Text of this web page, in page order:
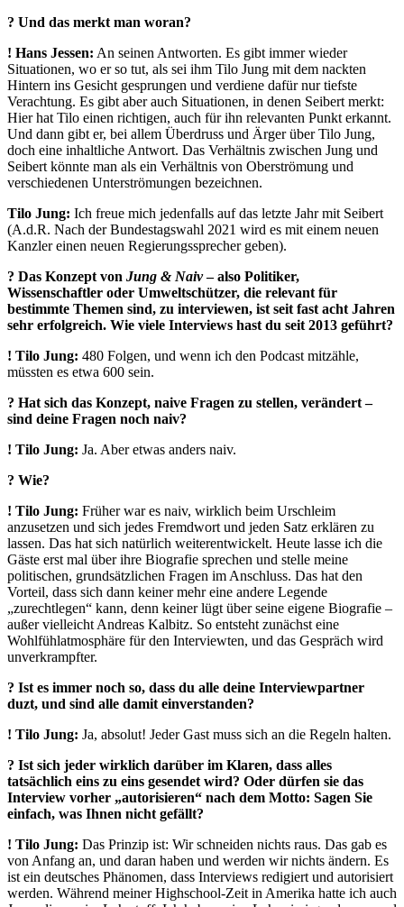
? Und das merkt man woran?
! Hans Jessen: An seinen Antworten. Es gibt immer wieder
Situationen, wo er so tut, als sei ihm Tilo Jung mit dem nackten
Hintern ins Gesicht gesprungen und verdiene dafür nur tiefste
Verachtung. Es gibt aber auch Situationen, in denen Seibert merkt:
Hier hat Tilo einen richtigen, auch für ihn relevanten Punkt erkannt.
Und dann gibt er, bei allem Überdruss und Ärger über Tilo Jung,
doch eine inhaltliche Antwort. Das Verhältnis zwischen Jung und
Seibert könnte man als ein Verhältnis von Oberströmung und
verschiedenen Unterströmungen bezeichnen.
Tilo Jung: Ich freue mich jedenfalls auf das letzte Jahr mit Seibert
(A.d.R. Nach der Bundestagswahl 2021 wird es mit einem neuen
Kanzler einen neuen Regierungssprecher geben).
? Das Konzept von Jung & Naiv– also Politiker,
Wissenschaftler oder Umweltschützer, die relevant für
bestimmte Themen sind, zu interviewen, ist seit fast acht Jahren
sehr erfolgreich. Wie viele Interviews hast du seit 2013 geführt?
! Tilo Jung: 480 Folgen, und wenn ich den Podcast mitzähle,
müssten es etwa 600 sein.
? Hat sich das Konzept, naive Fragen zu stellen, verändert –
sind deine Fragen noch naiv?
! Tilo Jung: Ja. Aber etwas anders naiv.
? Wie?
! Tilo Jung: Früher war es naiv, wirklich beim Urschleim
anzusetzen und sich jedes Fremdwort und jeden Satz erklären zu
lassen. Das hat sich natürlich weiterentwickelt. Heute lasse ich die
Gäste erst mal über ihre Biografie sprechen und stelle meine
politischen, grundsätzlichen Fragen im Anschluss. Das hat den
Vorteil, dass sich dann keiner mehr eine andere Legende
„zurechtlegen“ kann, denn keiner lügt über seine eigene Biografie –
außer vielleicht Andreas Kalbitz. So entsteht zunächst eine
Wohlfühlatmosphäre für den Interviewten, und das Gespräch wird
unverkrampfter.
? Ist es immer noch so, dass du alle deine Interviewpartner
duzt, und sind alle damit einverstanden?
! Tilo Jung: Ja, absolut! Jeder Gast muss sich an die Regeln halten.
? Ist sich jeder wirklich darüber im Klaren, dass alles
tatsächlich eins zu eins gesendet wird? Oder dürfen sie das
Interview vorher „autorisieren“ nach dem Motto: Sagen Sie
einfach, was Ihnen nicht gefällt?
! Tilo Jung: Das Prinzip ist: Wir schneiden nichts raus. Das gab es
von Anfang an, und daran haben und werden wir nichts ändern. Es
ist ein deutsches Phänomen, dass Interviews redigiert und autorisiert
werden. Während meiner Highschool-Zeit in Amerika hatte ich auch